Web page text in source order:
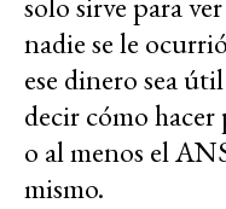
nadie se le
ese dinero sea
decir cómo
o al menos el
mismo.